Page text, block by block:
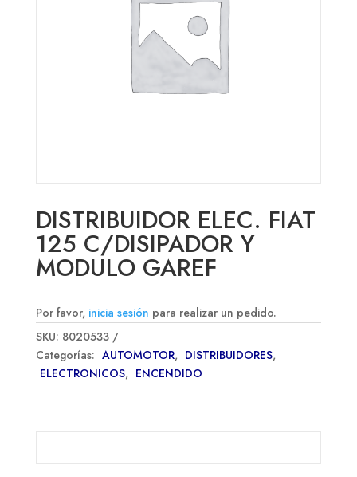
DISTRIBUIDOR ELEC. FIAT
125 C/DISIPADOR Y
MODULO GAREF
Por favor, inicia sesión para realizar un pedido.
SKU: 8020533
Categorías: AUTOMOTOR, DISTRIBUIDORES,
ELECTRONICOS, ENCENDIDO